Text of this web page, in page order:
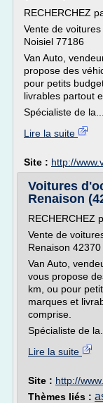
RECHERCHEZ
Vente de
Noisiel 77186
Van Auto,
propose des
pour petits
livrables partout
Spécialiste de la...
Lire la suite
Site : http://
Voitures
Renaison
RECHERCHEZ
Vente de
Renaison 42370
Van Auto,
vous propose
km, ou pour
marques et
comprise.
Spécialiste de la...
Lire la suite
Site : http://
Thèmes liés :